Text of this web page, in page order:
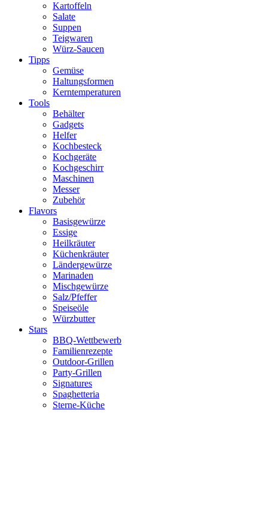
Kartoffeln
Salate
Suppen
Teigwaren
Würz-Saucen
Tipps
Gemüse
Haltungsformen
Kerntemperaturen
Tools
Behälter
Gadgets
Helfer
Kochbesteck
Kochgeräte
Kochgeschirr
Maschinen
Messer
Zubehör
Flavors
Basisgewürze
Essige
Heilkräuter
Küchenkräuter
Ländergewürze
Marinaden
Mischgewürze
Salz/Pfeffer
Speiseöle
Würzbutter
Stars
BBQ-Wettbewerb
Familienrezepte
Outdoor-Grillen
Party-Grillen
Signatures
Spaghetteria
Sterne-Küche